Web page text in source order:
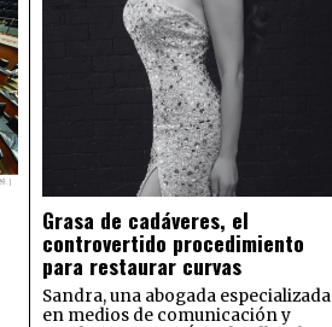
Grasa de cadáveres, el
controvertido procedimiento
para restaurar curvas
Sandra, una abogada especializada
en medios de comunicación y